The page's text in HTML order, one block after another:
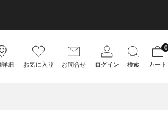
詳細 お気に入り お問合せ ログイン 検索
0
カート